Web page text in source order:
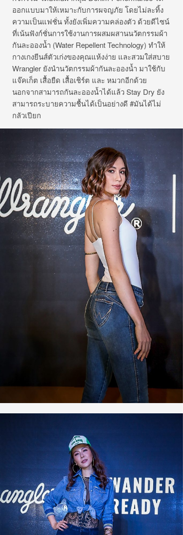
ออกแบบมาให้เหมาะกับการผจญภัย โดยไม่ละทิ้ง
ความเป็นแฟชั่น ทั้งยังเพิ่มความคล่องตัว ด้วยดีไซน์
ที่เน้นฟังก์ชั่นการใช้งานการผสมผสานนวัตกรรมผ้า
กันละอองน้ำ (Water Repellent Technology) ทำให้
กางเกงยีนส์ตัวเก่งของคุณแห้งง่าย และสวมใส่สบาย
Wrangler ยังนำนวัตกรรมผ้ากันละอองน้ำ มาใช้กับ
แจ๊คเก็ต เสื้อยืด เสื้อเชิร์ต และ หมวกอีกด้วย
นอกจากสามารถกันละอองน้ำได้แล้ว Stay Dry ยัง
สามารถระบายความชื้นได้เป็นอย่างดี #มันได้ไม่
กลัวเปียก